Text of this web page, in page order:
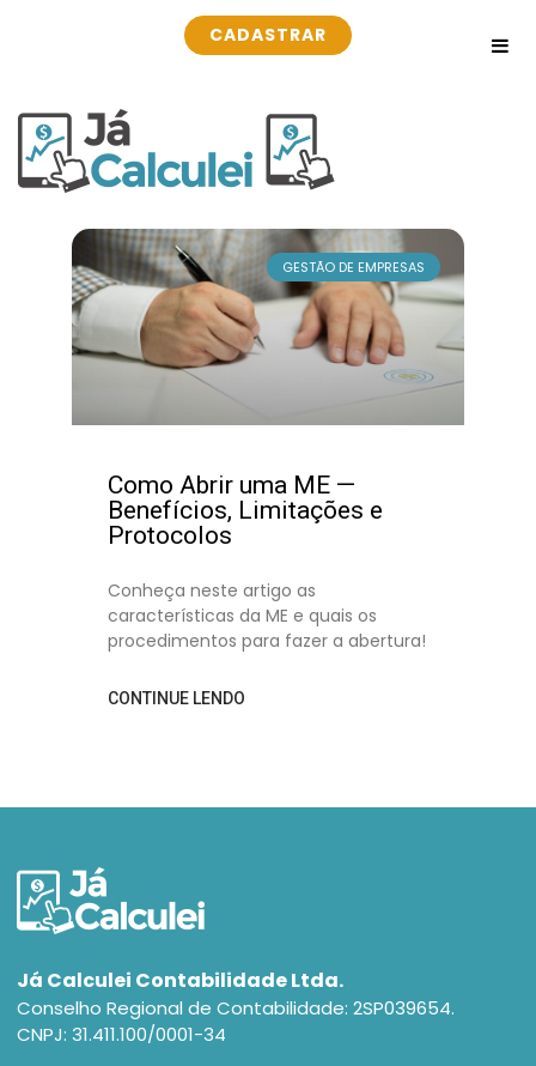
CADASTRAR
GESTÃO DE EMPRESAS
Como Abrir uma ME —
Benefícios, Limitações e
Protocolos
Conheça neste artigo as
características da ME e quais os
procedimentos para fazer a abertura!
CONTINUE LENDO
Já Calculei Contabilidade Ltda.
Conselho Regional de Contabilidade: 2SP039654.
CNPJ: 31.411.100/0001-34